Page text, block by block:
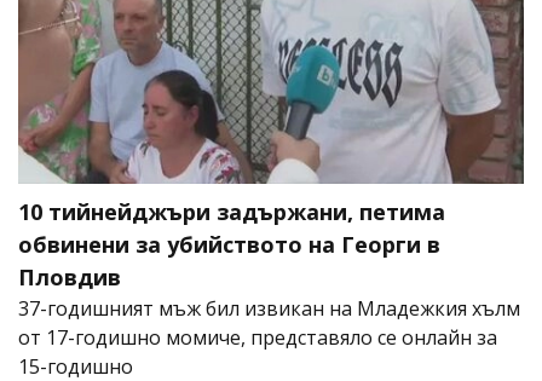
10 тийнейджъри задържани, петима
обвинени за убийството на Георги в
Пловдив
37-годишният мъж бил извикан на Младежкия хълм
от 17-годишно момиче, представяло се онлайн за
15-годишно